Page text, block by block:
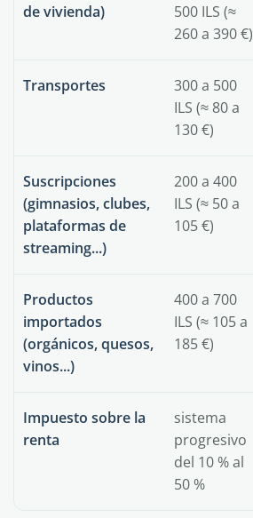
de vivienda)
500 ILS (≈
260 a 390 €)
Transportes
300 a 500
ILS (≈ 80 a
130 €)
Suscripciones
(gimnasios, clubes,
plataformas de
streaming...)
200 a 400
ILS (≈ 50 a
105 €)
Productos
importados
(orgánicos, quesos,
vinos...)
400 a 700
ILS (≈ 105 a
185 €)
Impuesto sobre la
renta
sistema
progresivo
del 10 % al
50 %